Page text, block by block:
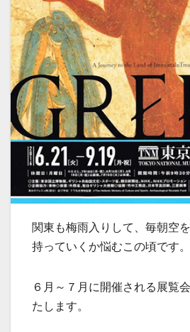
関東も梅雨入りして、毎朝空
持っていくか悩むこの頃です。
６月～７月に開催される展覧
たします。